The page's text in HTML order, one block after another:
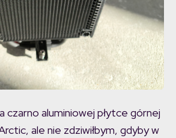
czarno aluminiowej płytce górnej
ale nie zdziwiłbym, gdyby w